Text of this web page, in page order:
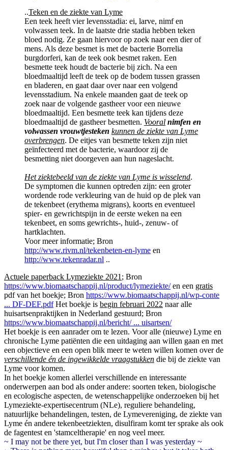
..Teken en de ziekte van Lyme
Een teek heeft vier levensstadia: ei, larve, nimf en
volwassen teek. In de laatste drie stadia hebben teken
bloed nodig. Ze gaan hiervoor op zoek naar een dier of
mens. Als deze besmet is met de bacterie Borrelia
burgdorferi, kan de teek ook besmet raken. Een
besmette teek houdt de bacterie bij zich. Na een
bloedmaaltijd leeft de teek op de bodem tussen grassen
en bladeren, en gaat daar over naar een volgend
levensstadium. Na enkele maanden gaat de teek op
zoek naar de volgende gastheer voor een nieuwe
bloedmaaltijd. Een besmette teek kan tijdens deze
bloedmaaltijd de gastheer besmetten. Vooral nimfen en
volwassen vrouwtjesteken kunnen de ziekte van Lyme
overbrengen. De eitjes van besmette teken zijn niet
geïnfecteerd met de bacterie, waardoor zij de
besmetting niet doorgeven aan hun nageslacht.
Het ziektebeeld van de ziekte van Lyme is wisselend.
De symptomen die kunnen optreden zijn: een groter
wordende rode verkleuring van de huid op de plek van
de tekenbeet (erythema migrans), koorts en eventueel
spier- en gewrichtspijn in de eerste weken na een
tekenbeet, en soms gewrichts-, huid-, zenuw- of
hartklachten.
Voor meer informatie; Bron
http://www.rivm.nl/tekenbeten-en-lyme en
http://www.tekenradar.nl ..
Actuele paperback Lymeziekte 2021 ; Bron
https://www.biomaatschappij.nl/product/lymeziekte/en een gratis
pdf van het boekje; Bron https://www.biomaatschappij.nl/wp-conte
... DF-DEF.pdfHet boekje is begin februari 2022 naar alle
huisartsenpraktijken in Nederland gestuurd; Bron
https://www.biomaatschappij.nl/bericht/ ... uisartsen/
Het boekje is een aanrader om te lezen. Voor alle (nieuwe) Lyme en
chronische Lyme patiënten die een uitdaging aan willen gaan en met
een objectieve en een open blik meer te weten willen komen over de
verschillende én de ingewikkelde vraagstukken die bij de ziekte van
Lyme voor komen.
In het boekje komen allerlei verschillende en interessante
onderwerpen aan bod als onder andere: soorten teken, biologische
en ecologische aspecten, de wetenschappelijke onderzoeken bij het
Lymeziekte-expertisecentrum (NLe), reguliere behandeling,
natuurlijke behandelingen, testen, de Lymevereniging, de ziekte van
Lyme én andere tekenbeetziekten, disulfiram komt ter sprake als ook
de fagentest en 'stamceltherapie' en nog veel meer.
~ I may not be there yet, but I'm closer than I was yesterday ~